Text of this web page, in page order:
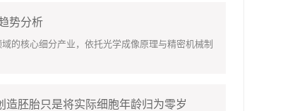
势分析
核心细分产业，依托光学成像原理与精密机械制
造胚胎只是将实际细胞年龄归为零岁